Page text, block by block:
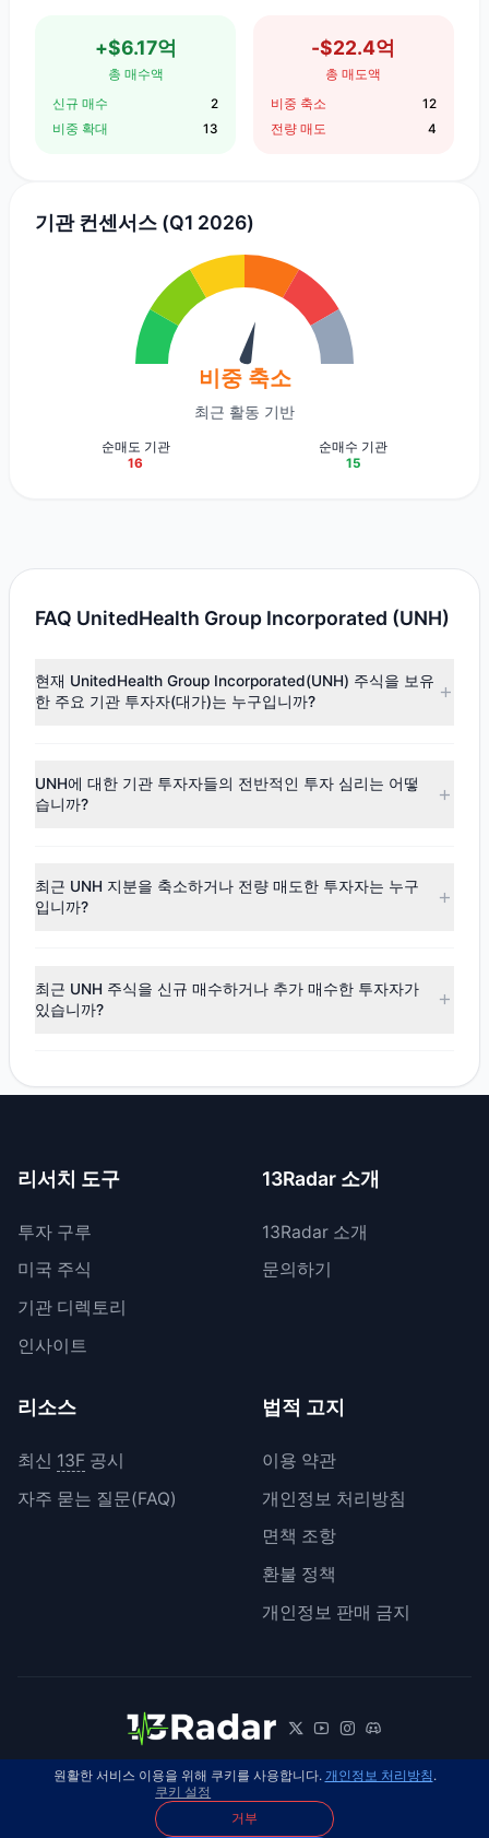
+$6.17억
총 매수액
신규 매수
2
비중 확대
13
-$22.4억
총 매도액
비중 축소
12
전량 매도
4
기관 컨센서스 (Q1 2026)
비중 축소
최근 활동 기반
순매도 기관
16
순매수 기관
15
FAQ UnitedHealth Group Incorporated (UNH)
현재 UnitedHealth Group Incorporated(UNH) 주식을 보유
한 주요 기관 투자자(대가)는 누구입니까?
Grantham ($8.55억), HOTCHKIS & WILEY
($4.79억) 등이 있
습니다. 최신 공시 데이터에 따르면, 총 25명의 투자 대가가 이
UNH에 대한 기관 투자자들의 전반적인 투자 심리는 어떻
습니까?
(순매도)로 나타났습니다. 해당 분기 동안 $16.24억의 자금이
순유출되었으며, 15명의 투자 대가가 비중을 확대했고, 16명이
최근 UNH 지분을 축소하거나 전량 매도한 투자자는 누구
입니까?
며, 4명은 UNH 지분을 전량 매도했습니다. 총 매도 금액은 약
$22.4억입니다.
최근 UNH 주식을 신규 매수하거나 추가 매수한 투자자가
있습니까?
수했으며, 13명은 기존 보유량을 늘렸습니다. 총 매수 금액은
리서치 도구
투자 구루
미국 주식
기관 디렉토리
인사이트
13Radar 소개
13Radar 소개
문의하기
리소스
최신 13F공시
자주 묻는 질문(FAQ)
법적 고지
이용 약관
개인정보 처리방침
면책 조항
환불 정책
개인정보 판매 금지
© 2026 13Radar. 모든 권리 보유. 한국어
원활한 서비스 이용을 위해 쿠키를 사용합니다. 개인정보 처리방침 .
쿠키 설정
거부